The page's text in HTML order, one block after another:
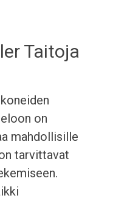
Taitoja
on
mahdollisille
tarvittavat